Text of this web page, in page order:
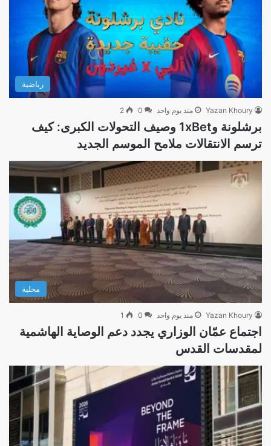
رياضية
Yazan Khoury منذ يوم واحد 0
2
برشلونة و1xBet وصيف التحولات الكبرى: كيف
ترسم الانتقالات ملامح الموسم الجديد
محلية
Yazan Khoury منذ يوم واحد 0
1
اجتماع عمّان الوزاري يجدد دعم الوصاية الهاشمية
لمقدسات القدس